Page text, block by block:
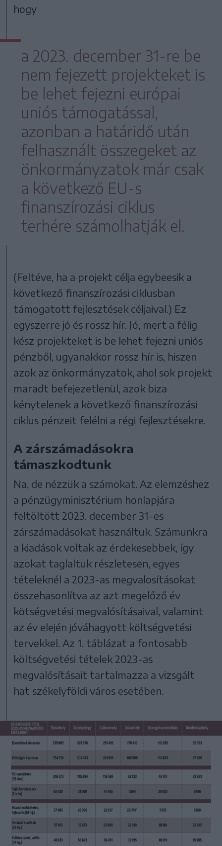
hogy
a 2023. december 31-re be
nem fejezett projekteket is
be lehet fejezni európai
uniós támogatással,
azonban a határidő után
felhasznált összegeket az
önkormányzatok már csak
a következő EU-s
finanszírozási ciklus
terhére számolhatják el.
(Feltéve, ha a projekt célja egybeesik a
következő finanszírozási ciklusban
támogatott fejlesztések céljaival.) Ez
egyszerre jó és rossz hír. Jó, mert a félig
kész projekteket is be lehet fejezni uniós
pénzből, ugyanakkor rossz hír is, hiszen
azok az önkormányzatok, ahol sok projekt
maradt befejezetlenül, azok biza
kénytelenek a következő finanszírozási
ciklus pénzeit felélni a régi fejlesztésekre.
A zárszámadásokra
támaszkodtunk
Na, de nézzük a számokat. Az elemzéshez
a pénzügyminisztérium honlapjára
feltöltött 2023. december 31-es
zárszámadásokat használtuk. Számunkra
a kiadások voltak az érdekesebbek, így
azokat taglaltuk részletesen, egyes
tételeknél a 2023-as megvalosításokat
összehasonlítva az azt megelőző év
kötségvetési megvalósításaival, valamint
az év elején jóváhagyott költségvetési
tervekkel. Az 1. táblázat a fontosabb
költségvetési tételek 2023-as
megvalósításait tartalmazza a vizsgált
hat székelyföldi város esetében.